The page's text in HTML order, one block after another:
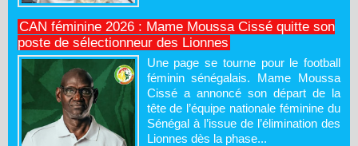
CAN féminine 2026 : Mame Moussa Cissé quitte son
poste de sélectionneur des Lionnes
Une page se tourne pour le football
féminin sénégalais. Mame Moussa
Cissé a annoncé son départ de la
tête de l’équipe nationale féminine du
Sénégal à l’issue de l’élimination des
Lionnes dès la phase...